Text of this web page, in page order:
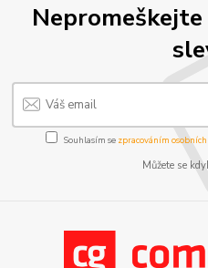
Souhlasím se zpracováním
Můžete se